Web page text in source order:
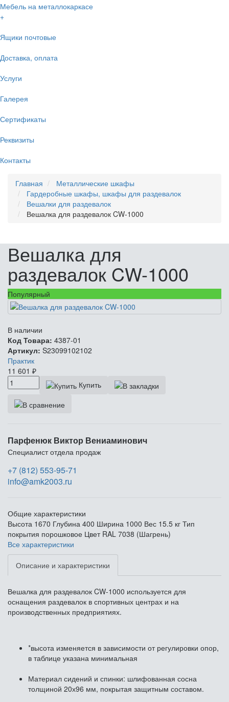
Мебель на металлокаркасе
+
Ящики почтовые
Доставка, оплата
Услуги
Галерея
Сертификаты
Реквизиты
Контакты
Главная
Металлические шкафы
Гардеробные шкафы, шкафы для раздевалок
Вешалки для раздевалок
Вешалка для раздевалок CW-1000
Вешалка для
раздевалок CW-1000
Популярный
В наличии
Код Товара: 4387-01
Артикул: S23099102102
Практик
11 601 ₽
Купить
Парфенюк Виктор Вениаминович
Специалист отдела продаж
+7 (812) 553-95-71
info@amk2003.ru
Общие характеристики
Высота 1670 Глубина 400 Ширина 1000 Вес 15.5 кг Тип
покрытия порошковое Цвет RAL 7038 (Шагрень)
Все характеристики
Описание и характеристики
Вешалка для раздевалок CW-1000 используется для
оснащения раздевалок в спортивных центрах и на
производственных предприятиях.
*высота изменяется в зависимости от регулировки опор,
в таблице указана минимальная
Материал сидений и спинки: шлифованная сосна
толщиной 20х96 мм, покрытая защитным составом.